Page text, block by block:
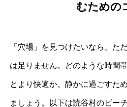
むための
「穴場」を見つけたいなら、た
は足りません。どのような時間
とより快適か、静かに過ごすた
ましょう。以下は読谷村のビー